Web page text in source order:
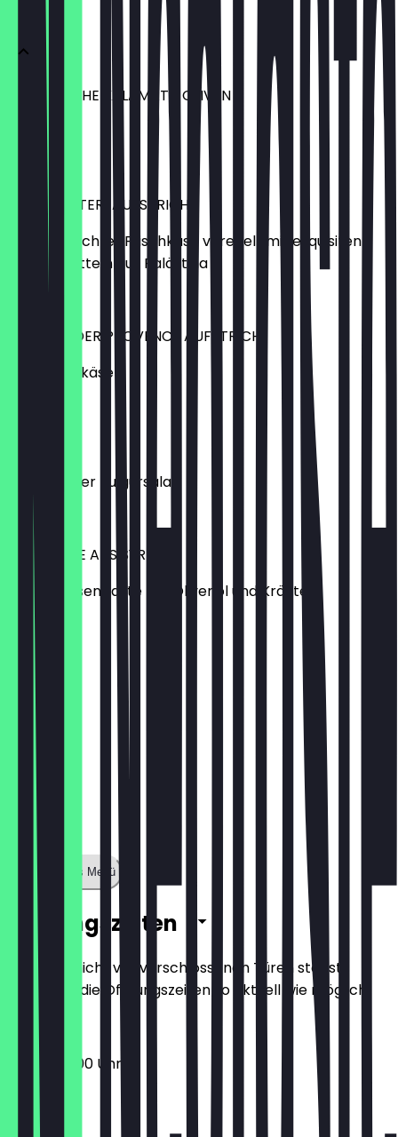
GRIECHISCHE KALAMATA OLIVEN
DATTELTÄTER-AUFSTRICH
Hausgemachter Frischkäse veredelt mit exquisiten
Medjooldatteln aus Palästina
KRÄUTER DER PROVENCE AUFSTRICH
mit Schafskäse
Anatolischer Bulgursalat
€ 1,80
HUMUS WIE AUS SYRIEN
Kichererbsenpaste mit Olivenöl und Kräuter
€ 1,80
Zeige ganzes Menü
Öffnungszeiten
Damit du nicht vor verschlossenen Türen stehst,
halten wir die Öffnungszeiten so aktuell wie möglich.
07:00 - 13:00 Uhr
Montag